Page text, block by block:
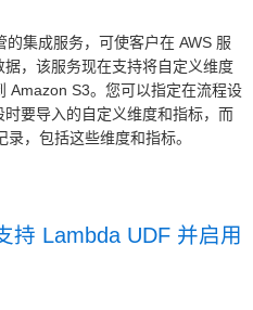
集成服务，可使客户在 AWS 服
，该服务现在支持将自定义维度
Amazon S3。您可以指定在流程设
要导入的自定义维度和指标，而
，包括这些维度和指标。
持 Lambda UDF 并启用